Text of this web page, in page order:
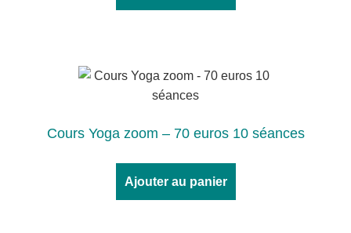
Cours Yoga zoom – 70 euros 10 séances
Ajouter au panier